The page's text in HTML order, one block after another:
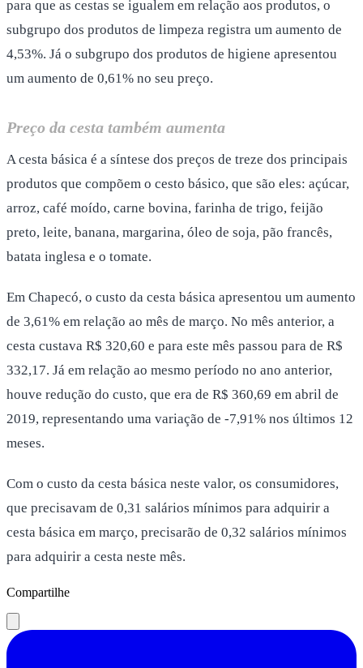
para que as cestas se igualem em relação aos produtos, o
subgrupo dos produtos de limpeza registra um aumento de
4,53%. Já o subgrupo dos produtos de higiene apresentou
um aumento de 0,61% no seu preço.
Preço da cesta também aumenta
A cesta básica é a síntese dos preços de treze dos principais
produtos que compõem o cesto básico, que são eles: açúcar,
arroz, café moído, carne bovina, farinha de trigo, feijão
preto, leite, banana, margarina, óleo de soja, pão francês,
batata inglesa e o tomate.
Em Chapecó, o custo da cesta básica apresentou um aumento
de 3,61% em relação ao mês de março. No mês anterior, a
cesta custava R$ 320,60 e para este mês passou para de R$
332,17. Já em relação ao mesmo período no ano anterior,
houve redução do custo, que era de R$ 360,69 em abril de
2019, representando uma variação de -7,91% nos últimos 12
meses.
Com o custo da cesta básica neste valor, os consumidores,
que precisavam de 0,31 salários mínimos para adquirir a
cesta básica em março, precisarão de 0,32 salários mínimos
para adquirir a cesta neste mês.
Compartilhe